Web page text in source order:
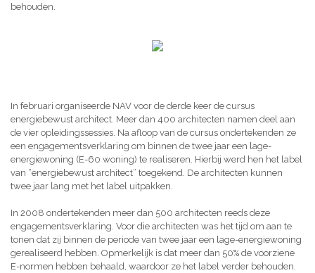
behouden.
In februari organiseerde NAV voor de derde keer de cursus
energiebewust architect. Meer dan 400 architecten namen deel aan
de vier opleidingssessies. Na afloop van de cursus ondertekenden ze
een engagementsverklaring om binnen de twee jaar een lage-
energiewoning (E-60 woning) te realiseren. Hierbij werd hen het label
van “energiebewust architect” toegekend. De architecten kunnen
twee jaar lang met het label uitpakken.
In 2008 ondertekenden meer dan 500 architecten reeds deze
engagementsverklaring. Voor die architecten was het tijd om aan te
tonen dat zij binnen de periode van twee jaar een lage-energiewoning
gerealiseerd hebben. Opmerkelijk is dat meer dan 50% de voorziene
E-normen hebben behaald, waardoor ze het label verder behouden.